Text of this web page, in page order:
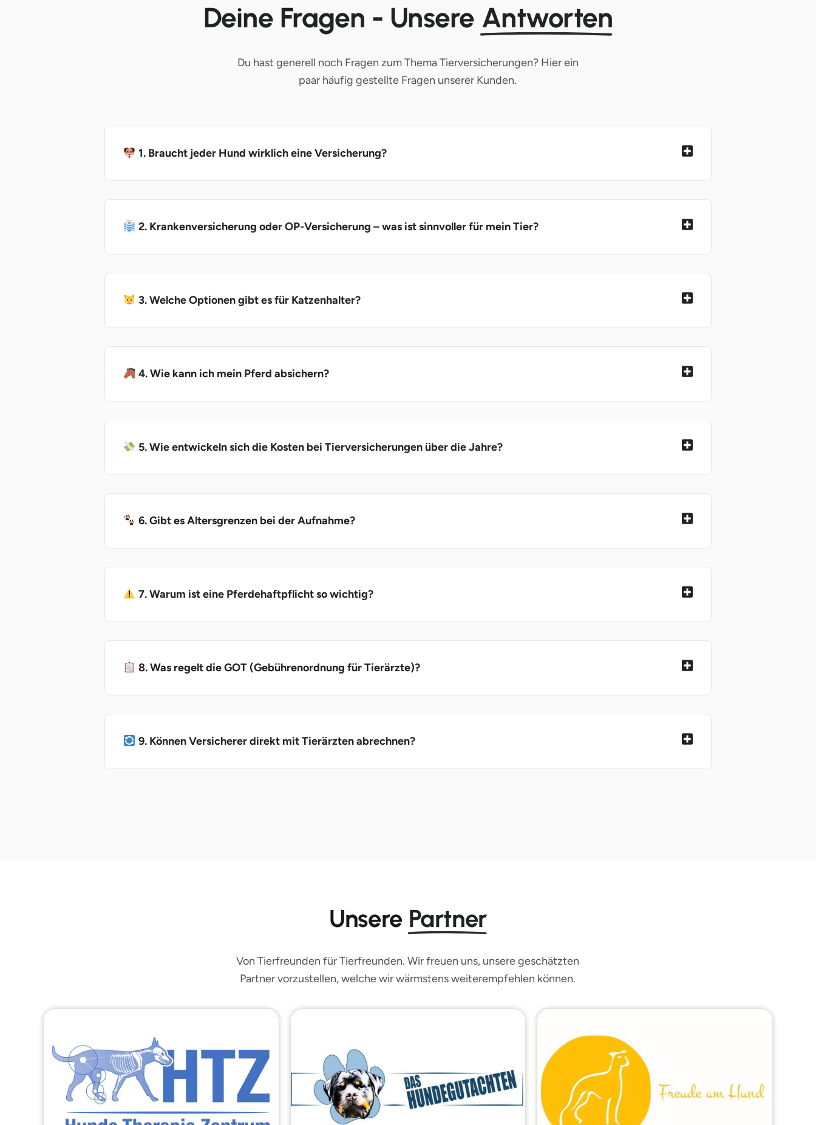
Deine Fragen - Unsere Antworten
Du hast generell noch Fragen zum Thema Tierversicherungen? Hier ein
paar häufig gestellte Fragen unserer Kunden.
1. Braucht jeder Hund wirklich eine Versicherung?
2. Krankenversicherung oder OP-Versicherung – was ist sinnvoller für mein Tier?
3. Welche Optionen gibt es für Katzenhalter?
4. Wie kann ich mein Pferd absichern?
5. Wie entwickeln sich die Kosten bei Tierversicherungen über die Jahre?
6. Gibt es Altersgrenzen bei der Aufnahme?
7. Warum ist eine Pferdehaftpflicht so wichtig?
8. Was regelt die GOT (Gebührenordnung für Tierärzte)?
9. Können Versicherer direkt mit Tierärzten abrechnen?
Unsere Partner
Von Tierfreunden für Tierfreunden. Wir freuen uns, unsere geschätzten
Partner vorzustellen, welche wir wärmstens weiterempfehlen können.